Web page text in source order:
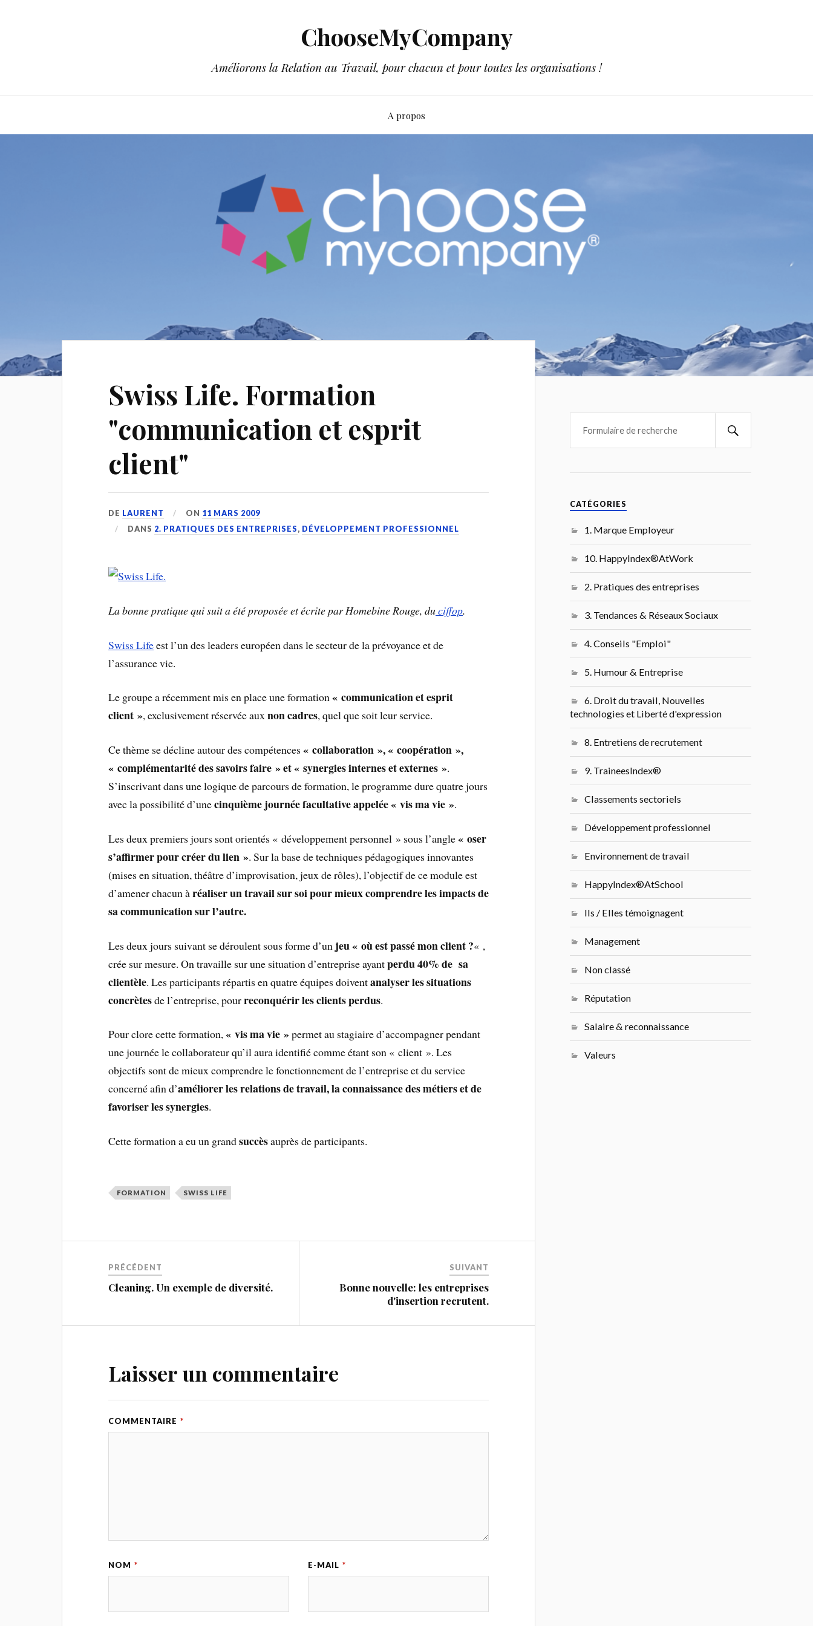
ChooseMyCompany
Améliorons la Relation au Travail, pour chacun et pour toutes les organisations !
A propos
Swiss Life. Formation
"communication et esprit
client"
DE LAURENT ON 11 MARS 2009
DANS 2. PRATIQUES DES ENTREPRISES, DÉVELOPPEMENT PROFESSIONNEL
La bonne pratique qui suit a été proposée et écrite par Homebine Rouge, duciffop.
Swiss Lifeest l’un des leaders européen dans le secteur de la prévoyance et de
l’assurance vie.
Le groupe a récemment mis en place une formation« communication et esprit
client », exclusivement réservée auxnon cadres, quel que soit leur service.
Ce thème se décline autour des compétences« collaboration », « coopération »,
« complémentarité des savoirs faire » et « synergies internes et externes ».
S’inscrivant dans une logique de parcours de formation, le programme dure quatre jours
avec la possibilité d’unecinquième journée facultative appelée « vis ma vie ».
Les deux premiers jours sont orientés « développement personnel » sous l’angle« oser
s’affirmer pour créer du lien ». Sur la base de techniques pédagogiques innovantes
(mises en situation, théâtre d’improvisation, jeux de rôles), l’objectif de ce module est
d’amener chacun àréaliser un travail sur soi pour mieux comprendre les impacts de
sa communication sur l’autre.
Les deux jours suivant se déroulent sous forme d’un jeu « où est passé mon client ?« ,
crée sur mesure. On travaille sur une situation d’entreprise ayantperdu 40% de sa
clientèle. Les participants répartis en quatre équipes doiventanalyser les situations
concrètesde l’entreprise, pourreconquérir les clients perdus.
Pour clore cette formation,« vis ma vie »permet au stagiaire d’accompagner pendant
une journée le collaborateur qu’il aura identifié comme étant son « client ». Les
objectifs sont de mieux comprendre le fonctionnement de l’entreprise et du service
concerné afin d’améliorer les relations de travail, la connaissance des métiers et de
favoriser les synergies.
Cette formation a eu un grandsuccèsauprès de participants.
FORMATION SWISS LIFE
PRÉCÉDENT
Cleaning. Un exemple de diversité.
SUIVANT
Bonne nouvelle: les entreprises
d'insertion recrutent.
Laisser un commentaire
COMMENTAIRE *
NOM * E-MAIL *
CATÉGORIES
1. Marque Employeur
10. HappyIndex®AtWork
2. Pratiques des entreprises
3. Tendances & Réseaux Sociaux
4. Conseils "Emploi"
5. Humour & Entreprise
6. Droit du travail, Nouvelles
technologies et Liberté d'expression
8. Entretiens de recrutement
9. TraineesIndex®
Classements sectoriels
Développement professionnel
Environnement de travail
HappyIndex®AtSchool
Ils / Elles témoignagent
Management
Non classé
Réputation
Salaire & reconnaissance
Valeurs